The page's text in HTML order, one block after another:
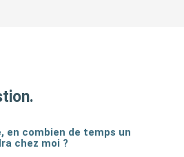
en combien de temps un
chez moi ?